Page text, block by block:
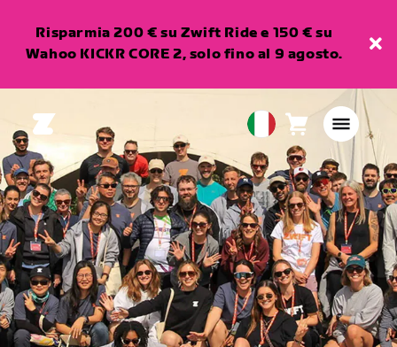
Risparmia 200 € su Zwift Ride e 150 € su
Wahoo KICKR CORE 2, solo fino al 9 agosto.
European
Union
Italiano
Carrello0
articoli